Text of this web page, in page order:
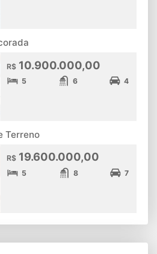
R$ 10.900.000,00
5 6 4
Terreno
R$ 19.600.000,00
5 8 7